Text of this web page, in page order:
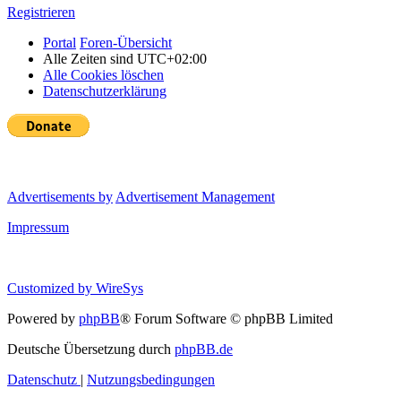
Registrieren
Portal Foren-Übersicht
Alle Zeiten sind UTC+02:00
Alle Cookies löschen
Datenschutzerklärung
Advertisements by Advertisement Management
Impressum
Customized by WireSys
Powered by phpBB® Forum Software © phpBB Limited
Deutsche Übersetzung durch phpBB.de
Datenschutz | Nutzungsbedingungen